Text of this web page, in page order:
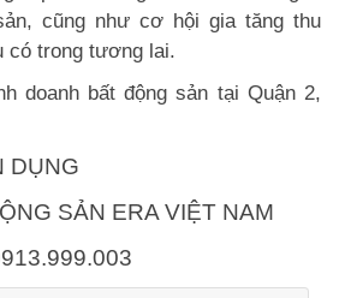
cũng như cơ hội gia tăng thu
có trong tương lai.
doanh bất động sản tại Quận 2,
DỤNG
SẢN ERA VIỆT NAM